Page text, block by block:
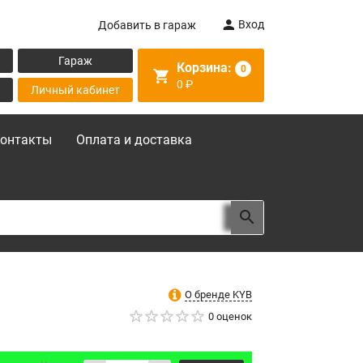
Добавить в гараж Вход
Гараж
Личный кабинет
Корзина: 0
0 ₽
Оплата и доставка
О бренде KYB
0 оценок